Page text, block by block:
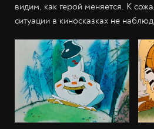
видим, как герой меняется. К
ситуации в киносказках не